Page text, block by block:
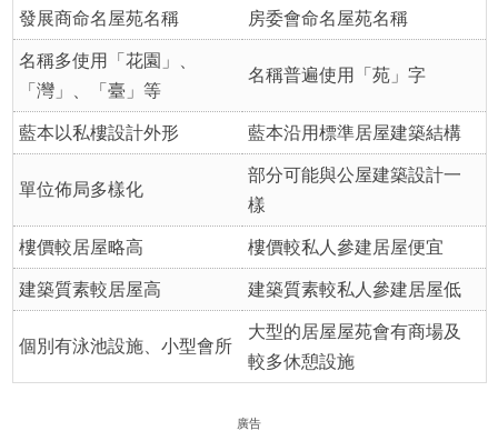
發展商命名屋苑名稱 房委會命名屋苑名稱
名稱多使用「花園」、
「灣」、「臺」等
名稱普遍使用「苑」字
藍本以私樓設計外形 藍本沿用標準居屋建築結構
單位佈局多樣化
部分可能與公屋建築設計一
樣
樓價較居屋略高 樓價較私人參建居屋便宜
建築質素較居屋高 建築質素較私人參建居屋低
個別有泳池設施、小型會所
大型的居屋屋苑會有商場及
較多休憩設施
廣告